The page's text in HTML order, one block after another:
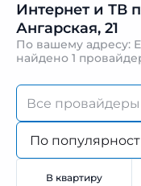
Интернет и ТВ
Ангарская, 21
По вашему адресу:
найдено 1
По
В квартиру